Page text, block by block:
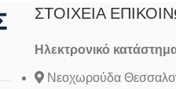
ΣΤΟΙΧΕΊΑ
Ηλεκτρονικό
Νεοχωρούδα